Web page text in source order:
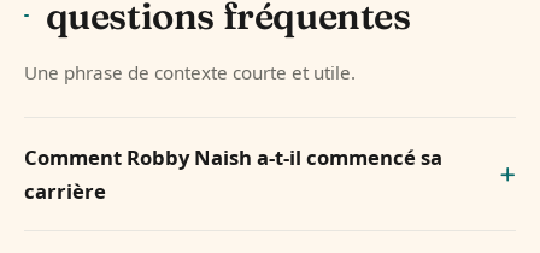
questions fréquentes
Une phrase de contexte courte et utile.
Comment Robby Naish a-t-il commencé sa
carrière